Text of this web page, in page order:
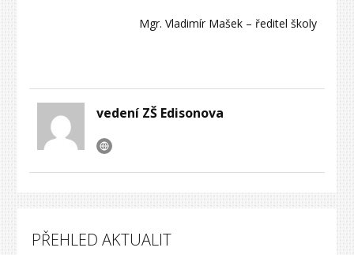
Mgr. Vladimír Mašek – ředitel školy
vedení ZŠ Edisonova
PŘEHLED AKTUALIT